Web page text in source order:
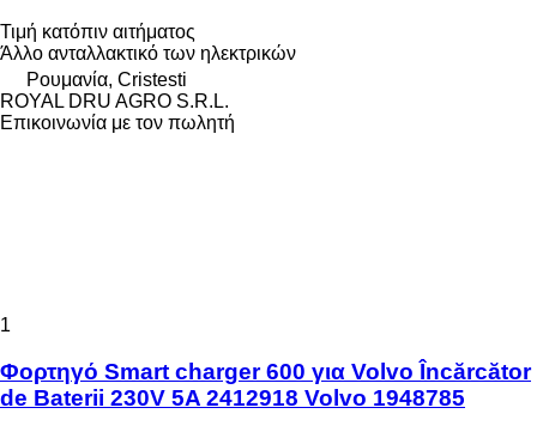
Τιμή κατόπιν αιτήματος
Άλλο ανταλλακτικό των ηλεκτρικών
Ρουμανία, Cristesti
ROYAL DRU AGRO S.R.L.
Επικοινωνία με τον πωλητή
1
Φορτηγό Smart charger 600 για Volvo Încărcător
de Baterii 230V 5A 2412918 Volvo 1948785